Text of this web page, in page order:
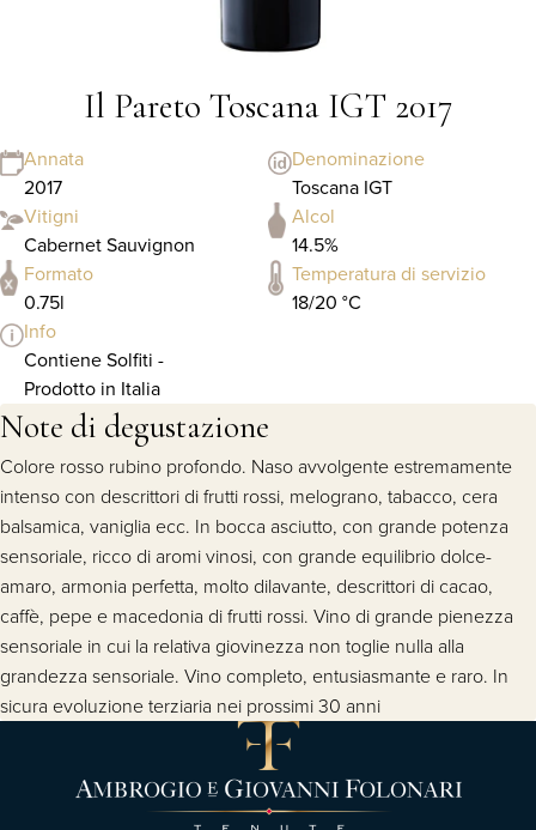
Il Pareto Toscana IGT 2017
Annata
2017
Denominazione
Toscana IGT
Vitigni
Cabernet Sauvignon
Alcol
14.5%
Formato
0.75l
Temperatura di servizio
18/20 °C
Info
Contiene Solfiti -
Prodotto in Italia
Note di degustazione
Colore rosso rubino profondo. Naso avvolgente estremamente
intenso con descrittori di frutti rossi, melograno, tabacco, cera
balsamica, vaniglia ecc. In bocca asciutto, con grande potenza
sensoriale, ricco di aromi vinosi, con grande equilibrio dolce-
amaro, armonia perfetta, molto dilavante, descrittori di cacao,
caffè, pepe e macedonia di frutti rossi. Vino di grande pienezza
sensoriale in cui la relativa giovinezza non toglie nulla alla
grandezza sensoriale. Vino completo, entusiasmante e raro. In
sicura evoluzione terziaria nei prossimi 30 anni